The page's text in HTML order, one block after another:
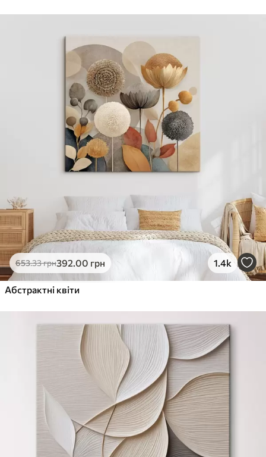
Поверхня з текстурою полотна
Екологічний матеріал
653.33грн392.00 грн 1.4k
Абстрактні квіти